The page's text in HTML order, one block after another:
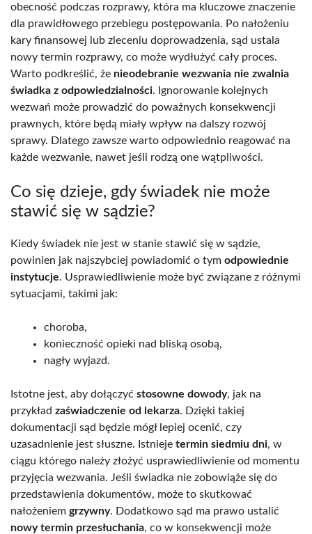
obecność podczas rozprawy, która ma kluczowe znaczenie
dla prawidłowego przebiegu postępowania. Po nałożeniu
kary finansowej lub zleceniu doprowadzenia, sąd ustala
nowy termin rozprawy, co może wydłużyć cały proces.
Warto podkreślić, że nieodebranie wezwania nie zwalnia
świadka z odpowiedzialności. Ignorowanie kolejnych
wezwań może prowadzić do poważnych konsekwencji
prawnych, które będą miały wpływ na dalszy rozwój
sprawy. Dlatego zawsze warto odpowiednio reagować na
każde wezwanie, nawet jeśli rodzą one wątpliwości.
Co się dzieje, gdy świadek nie może
stawić się w sądzie?
Kiedy świadek nie jest w stanie stawić się w sądzie,
powinien jak najszybciej powiadomić o tym odpowiednie
instytucje. Usprawiedliwienie może być związane z różnymi
sytuacjami, takimi jak:
choroba,
konieczność opieki nad bliską osobą,
nagły wyjazd.
Istotne jest, aby dołączyć stosowne dowody, jak na
przykład zaświadczenie od lekarza. Dzięki takiej
dokumentacji sąd będzie mógł lepiej ocenić, czy
uzasadnienie jest słuszne. Istnieje termin siedmiu dni, w
ciągu którego należy złożyć usprawiedliwienie od momentu
przyjęcia wezwania. Jeśli świadka nie zobowiąże się do
przedstawienia dokumentów, może to skutkować
nałożeniem grzywny. Dodatkowo sąd ma prawo ustalić
nowy termin przesłuchania, co w konsekwencji może